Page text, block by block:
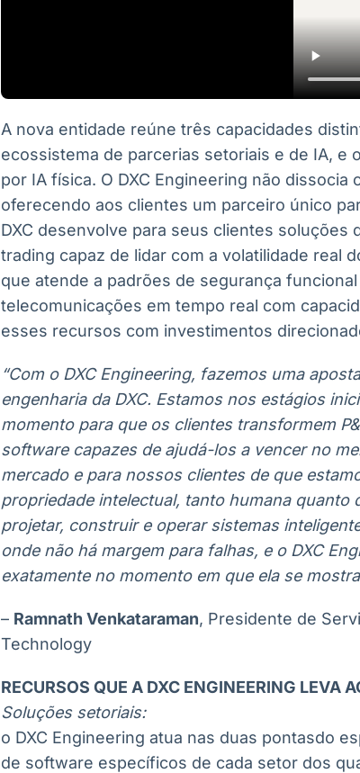
A nova entidade reúne três capacidades
ecossistema de parcerias setoriais e de IA,
por IA física. O DXC Engineering não
oferecendo aos clientes um parceiro único
DXC desenvolve para seus clientes
trading capaz de lidar com a volatilidade real
que atende a padrões de segurança
telecomunicações em tempo real com
esses recursos com investimentos
“Com o DXC Engineering, fazemos uma
engenharia da DXC. Estamos nos estágios
momento para que os clientes transformem
software capazes de ajudá-los a vencer no
mercado e para nossos clientes de que
propriedade intelectual, tanto humana quanto
projetar, construir e operar sistemas
onde não há margem para falhas, e o DXC
exatamente no momento em que ela se
– Ramnath Venkataraman, Presidente de
Technology
RECURSOS QUE A DXC ENGINEERING LEVA
Soluções setoriais:
o DXC Engineering atua nas duas pontasdo
de software específicos de cada setor dos